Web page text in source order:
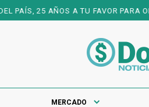
FAVOR PARA OFRECERTE UNA
MERCADO